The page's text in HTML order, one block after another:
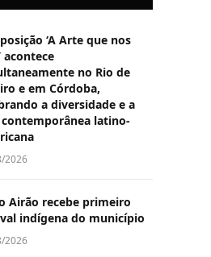
‘A Arte que nos
acontece
no Rio de
e em Córdoba,
a diversidade e a
latino-
2026
Airão recebe primeiro
indígena do município
2026